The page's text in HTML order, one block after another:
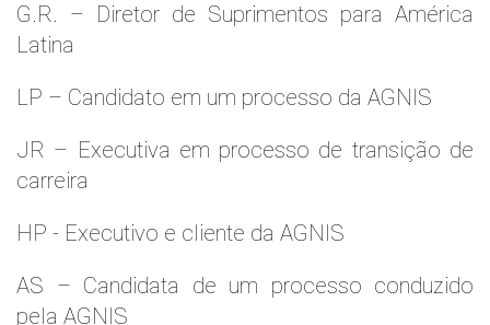
G.R. – Diretor de Suprimentos para América
Latina
LP – Candidato em um processo da AGNIS
JR – Executiva em processo de transição de
carreira
HP - Executivo e cliente da AGNIS
AS – Candidata de um processo conduzido
pela AGNIS